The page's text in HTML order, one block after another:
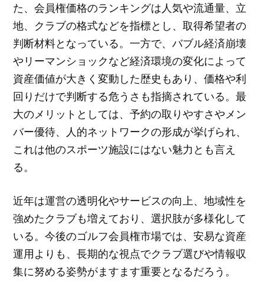
た、会員権価格のランキングは人気や流通量、立
地、クラブの格式などを指標とし、取得希望者の
判断材料となっている。一方で、バブル経済崩壊
やリーマンショックなど経済環境の変化によって
資産価値が大きく変動した歴史もあり、価格や利
回りだけで判断する危うさも指摘されている。最
大のメリットとしては、予約の取りやすさやメン
バー優待、人的ネットワークの形成が挙げられ、
これは他のスポーツ施設にはない魅力とも言え
る。
近年は運営の透明化やサービスの向上、地域性を
強めたクラブも増えており、選択肢が多様化して
いる。今後のゴルフ会員権市場では、安易な資産
運用よりも、長期的な視点でクラブ選びや情報収
集に努める姿勢がますます重要となるだろう。